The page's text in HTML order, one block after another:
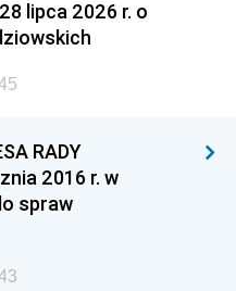
lipca 2026 r. o
RADY
2016 r. w
spraw